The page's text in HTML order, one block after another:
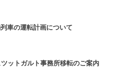
車の運転計画について
ットガルト事務所移転のご案内